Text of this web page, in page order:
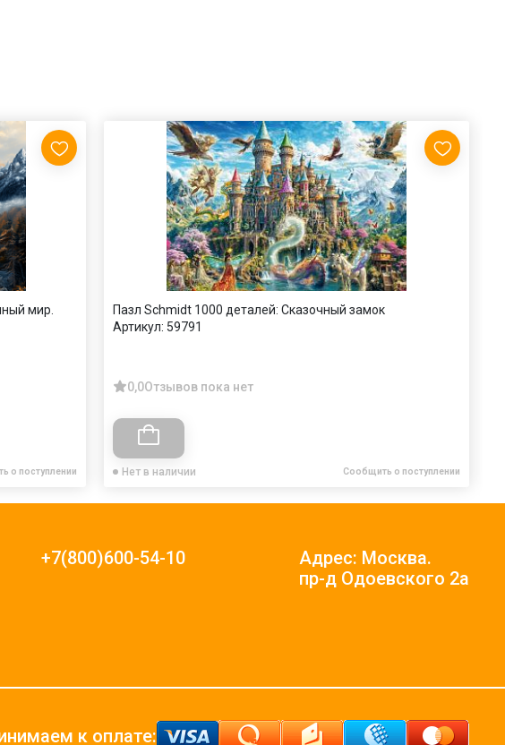
мир.
о поступлении
Пазл Schmidt 1000 деталей: Сказочный замок
Артикул: 59791
0,0Отзывов пока нет
Нет в наличии Сообщить о поступлении
+7(800)600-54-10
Адрес: Москва.
пр-д Одоевского 2а
к оплате: